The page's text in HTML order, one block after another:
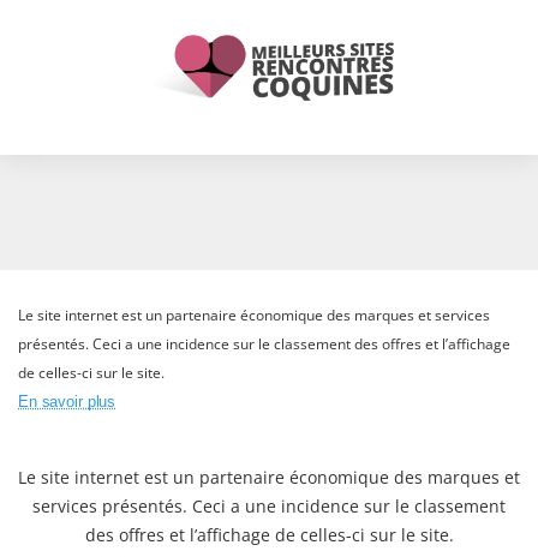
Le site internet est un partenaire économique des marques et services
présentés. Ceci a une incidence sur le classement des offres et l’affichage
de celles-ci sur le site.
En savoir plus
Le site internet est un partenaire économique des marques et
services présentés. Ceci a une incidence sur le classement
des offres et l’affichage de celles-ci sur le site.